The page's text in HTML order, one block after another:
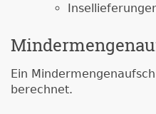
Ein
berechnet.